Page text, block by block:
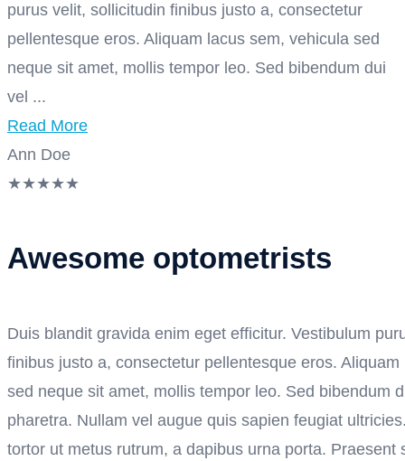
purus velit, sollicitudin finibus justo a, consectetur
pellentesque eros. Aliquam lacus sem, vehicula sed
neque sit amet, mollis tempor leo. Sed bibendum dui
vel ...
Read More
Ann Doe
★★★★★
Awesome optometrists
Duis blandit gravida enim eget efficitur. Vestibulum
finibus justo a, consectetur pellentesque eros.
sed neque sit amet, mollis tempor leo. Sed bibendum
pharetra. Nullam vel augue quis sapien feugiat
tortor ut metus rutrum, a dapibus urna porta. Praesent